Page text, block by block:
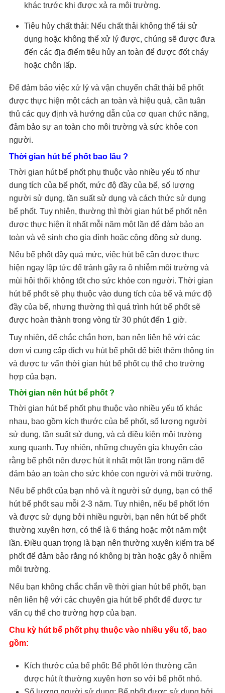
khác trước khi được xả ra môi trường.
Tiêu hủy chất thải: Nếu chất thải không thể tái sử
dụng hoặc không thể xử lý được, chúng sẽ được đưa
đến các địa điểm tiêu hủy an toàn để được đốt cháy
hoặc chôn lấp.
Để đảm bảo việc xử lý và vận chuyển chất thải bể phốt
được thực hiện một cách an toàn và hiệu quả, cần tuân
thủ các quy định và hướng dẫn của cơ quan chức năng,
đảm bảo sự an toàn cho môi trường và sức khỏe con
người.
Thời gian hút bể phốt bao lâu ?
Thời gian hút bể phốt phụ thuộc vào nhiều yếu tố như
dung tích của bể phốt, mức độ đầy của bể, số lượng
người sử dụng, tần suất sử dụng và cách thức sử dụng
bể phốt. Tuy nhiên, thường thì thời gian hút bể phốt nên
được thực hiện ít nhất mỗi năm một lần để đảm bảo an
toàn và vệ sinh cho gia đình hoặc cộng đồng sử dụng.
Nếu bể phốt đầy quá mức, việc hút bể cần được thực
hiện ngay lập tức để tránh gây ra ô nhiễm môi trường và
mùi hôi thối không tốt cho sức khỏe con người. Thời gian
hút bể phốt sẽ phụ thuộc vào dung tích của bể và mức độ
đầy của bể, nhưng thường thì quá trình hút bể phốt sẽ
được hoàn thành trong vòng từ 30 phút đến 1 giờ.
Tuy nhiên, để chắc chắn hơn, bạn nên liên hệ với các
đơn vị cung cấp dịch vụ hút bể phốt để biết thêm thông tin
và được tư vấn thời gian hút bể phốt cụ thể cho trường
hợp của bạn.
Thời gian nên hút bể phốt ?
Thời gian hút bể phốt phụ thuộc vào nhiều yếu tố khác
nhau, bao gồm kích thước của bể phốt, số lượng người
sử dụng, tần suất sử dụng, và cả điều kiện môi trường
xung quanh. Tuy nhiên, những chuyên gia khuyến cáo
rằng bể phốt nên được hút ít nhất một lần trong năm để
đảm bảo an toàn cho sức khỏe con người và môi trường.
Nếu bể phốt của bạn nhỏ và ít người sử dụng, bạn có thể
hút bể phốt sau mỗi 2-3 năm. Tuy nhiên, nếu bể phốt lớn
và được sử dụng bởi nhiều người, bạn nên hút bể phốt
thường xuyên hơn, có thể là 6 tháng hoặc một năm một
lần. Điều quan trọng là bạn nên thường xuyên kiểm tra bể
phốt để đảm bảo rằng nó không bị tràn hoặc gây ô nhiễm
môi trường.
Nếu bạn không chắc chắn về thời gian hút bể phốt, bạn
nên liên hệ với các chuyên gia hút bể phốt để được tư
vấn cụ thể cho trường hợp của bạn.
Chu kỳ hút bể phốt phụ thuộc vào nhiều yếu tố, bao
gồm:
Kích thước của bể phốt: Bể phốt lớn thường cần
được hút ít thường xuyên hơn so với bể phốt nhỏ.